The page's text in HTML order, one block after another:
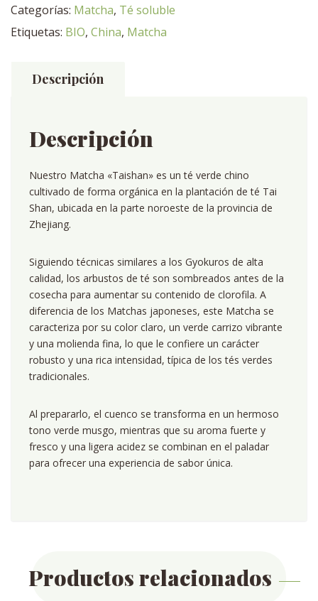
orgánico
"Taishan"
Categorías: Matcha, Té soluble
Etiquetas: BIO, China, Matcha
Descripción
Descripción
Nuestro Matcha «Taishan» es un té verde chino
cultivado de forma orgánica en la plantación de té Tai
Shan, ubicada en la parte noroeste de la provincia de
Zhejiang.
Siguiendo técnicas similares a los Gyokuros de alta
calidad, los arbustos de té son sombreados antes de la
cosecha para aumentar su contenido de clorofila. A
diferencia de los Matchas japoneses, este Matcha se
caracteriza por su color claro, un verde carrizo vibrante
y una molienda fina, lo que le confiere un carácter
robusto y una rica intensidad, típica de los tés verdes
tradicionales.
Al prepararlo, el cuenco se transforma en un hermoso
tono verde musgo, mientras que su aroma fuerte y
fresco y una ligera acidez se combinan en el paladar
para ofrecer una experiencia de sabor única.
Productos relacionados